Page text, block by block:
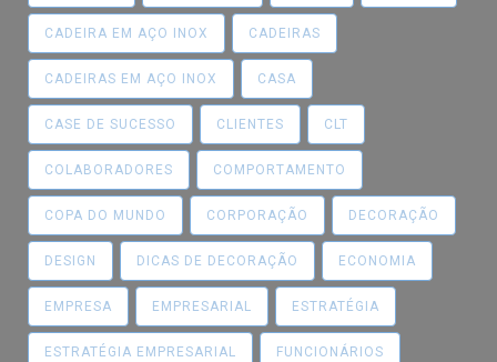
CADEIRA EM AÇO INOX CADEIRAS
CADEIRAS EM AÇO INOX CASA
CASE DE SUCESSO CLIENTES CLT
COLABORADORES COMPORTAMENTO
COPA DO MUNDO CORPORAÇÃO DECORAÇÃO
DESIGN DICAS DE DECORAÇÃO ECONOMIA
EMPRESA EMPRESARIAL ESTRATÉGIA
ESTRATÉGIA EMPRESARIAL FUNCIONÁRIOS